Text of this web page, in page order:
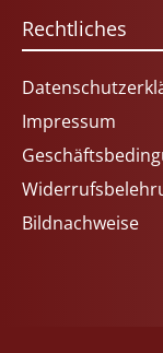
Rechtliches
Impressum
Bildnachweise